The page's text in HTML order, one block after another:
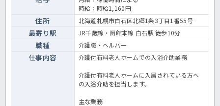
時給：時給1,160円
住所 北海道札幌市白石区北郷1条3丁目1番55号
最寄り駅 JR千歳線・函館本線 白石駅 徒歩10分
職種 介護職・ヘルパー
仕事内容 介護付有料老人ホームでの入浴介助業務
介護付有料老人ホームに入居されている方へ
の入浴介助を担当します。
主な業務